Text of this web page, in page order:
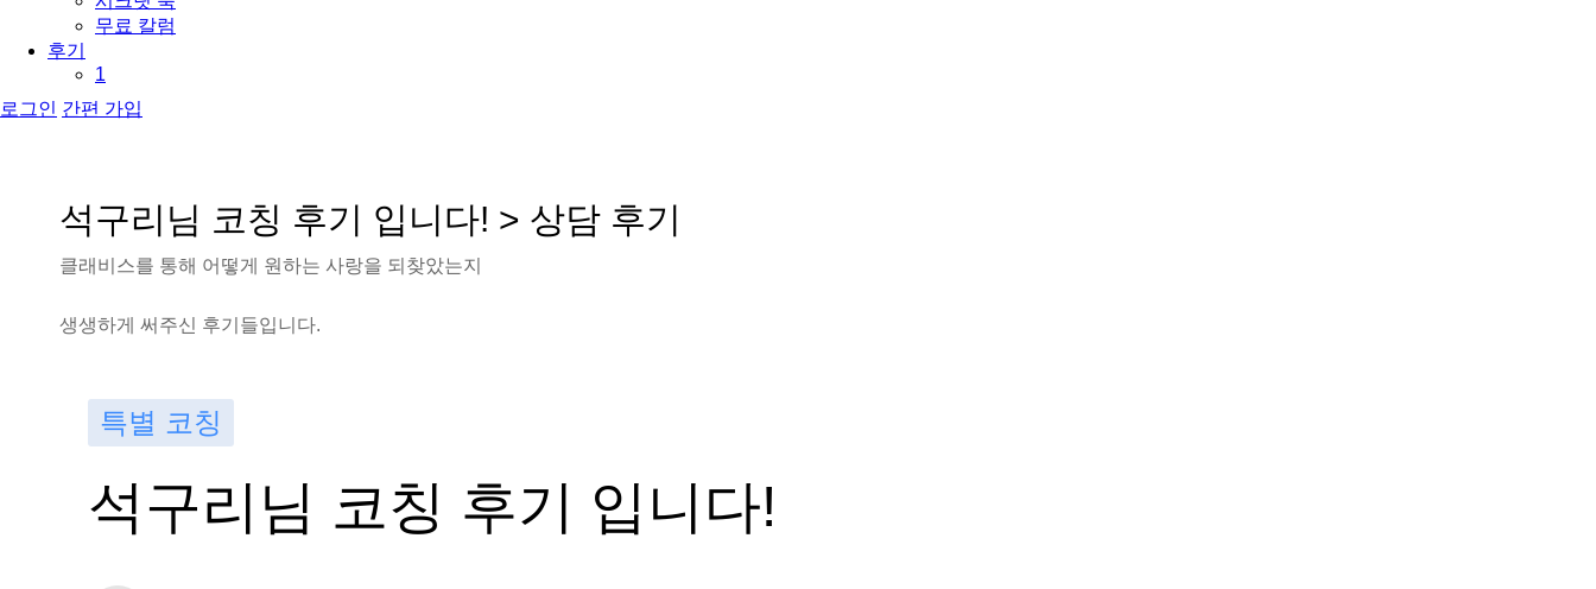
무료 칼럼
후기
1
로그인 간편 가입
석구리 님 코 칭 후기 입 니 다! > 상담 후기
클래 비 스를 통해 어 떻게 원하는 사랑을 되 찾았는지
생생하게 써 주신 후기 들입니 다.
특별 코칭
석구리님 코칭 후기 입니다!